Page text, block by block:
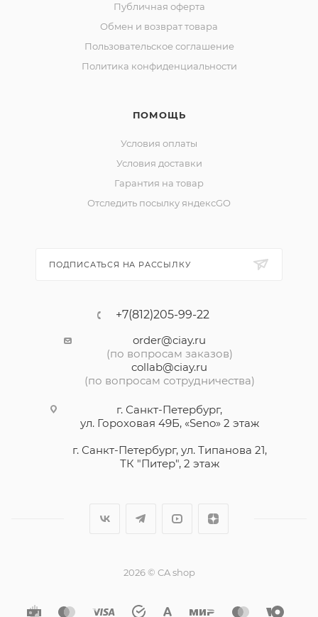
Публичная оферта
Обмен и возврат товара
Пользовательское соглашение
Политика конфиденциальности
ПОМОЩЬ
Условия оплаты
Условия доставки
Гарантия на товар
Отследить посылку яндексGO
ПОДПИСАТЬСЯ НА РАССЫЛКУ
+7(812)205-99-22
order@ciay.ru
(по вопросам заказов)
collab@ciay.ru
(по вопросам сотрудничества)
г. Санкт-Петербург,
ул. Гороховая 49Б, «Seno» 2 этаж
г. Санкт-Петербург, ул. Типанова 21,
ТК "Питер", 2 этаж
2026 © CA shop